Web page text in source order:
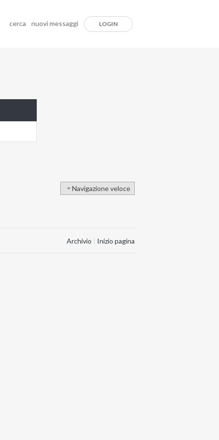
cerca nuovi messaggi LOGIN
Navigazione veloce
Archivio | Inizio pagina